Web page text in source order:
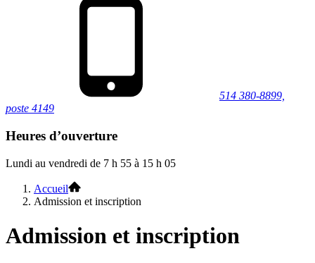
514 380-8899,
poste 4149
Heures d’ouverture
Lundi au vendredi de 7 h 55 à 15 h 05
Accueil
Admission et inscription
Admission et inscription